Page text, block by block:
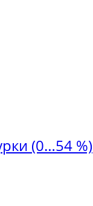
(0…54 %)